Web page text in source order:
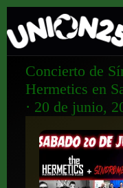
Concierto de
Hermetics en
· 20 de junio,